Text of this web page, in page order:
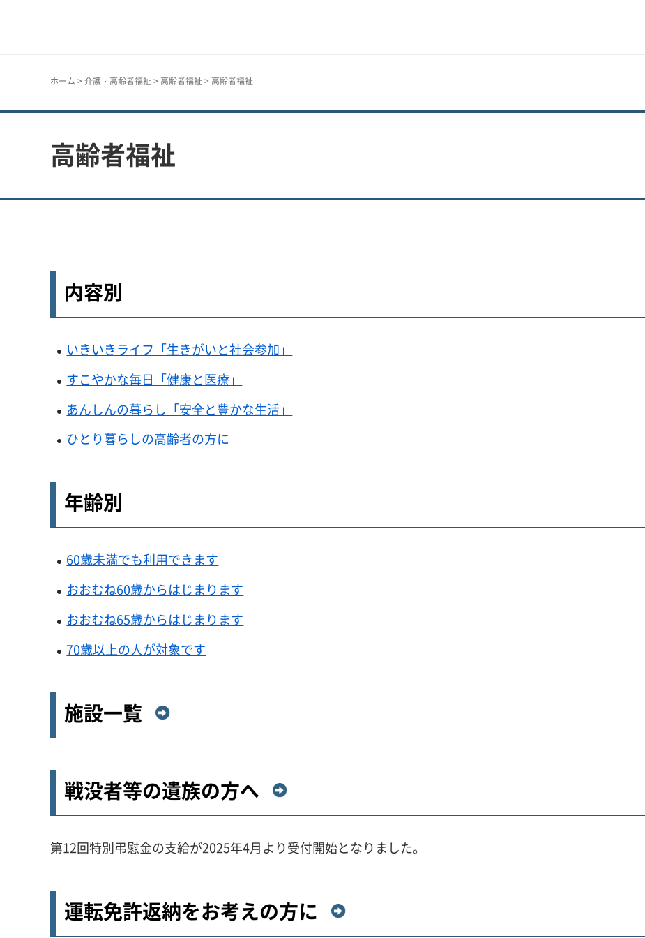
ホーム > 介護・高齢者福祉 > 高齢者福祉 > 高齢者福祉
高齢者福祉
内容別
いきいきライフ「生きがいと社会参加」
すこやかな毎日「健康と医療」
あんしんの暮らし「安全と豊かな生活」
ひとり暮らしの高齢者の方に
年齢別
60歳未満でも利用できます
おおむね60歳からはじまります
おおむね65歳からはじまります
70歳以上の人が対象です
施設一覧
戦没者等の遺族の方へ
第12回特別弔慰金の支給が2025年4月より受付開始となりました。
運転免許返納をお考えの方に